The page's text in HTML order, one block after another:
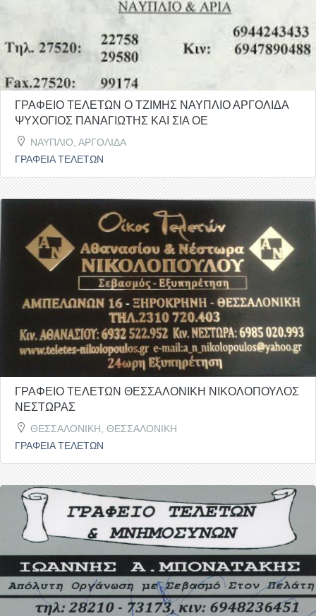
ΓΡΑΦΕΙΟ ΤΕΛΕΤΩΝ Ο ΤΖΙΜΗΣ ΝΑΥΠΛΙΟ ΑΡΓΟΛΙΔΑ
ΨΥΧΟΓΙΟΣ ΠΑΝΑΓΙΩΤΗΣ ΚΑΙ ΣΙΑ ΟΕ
ΝΑΥΠΛΙΟ, ΑΡΓΟΛΙΔΑ
ΓΡΑΦΕΙΑ ΤΕΛΕΤΩΝ
ΓΡΑΦΕΙΟ ΤΕΛΕΤΩΝ ΘΕΣΣΑΛΟΝΙΚΗ ΝΙΚΟΛΟΠΟΥΛΟΣ
ΝΕΣΤΩΡΑΣ
ΘΕΣΣΑΛΟΝΙΚΗ, ΘΕΣΣΑΛΟΝΙΚΗ
ΓΡΑΦΕΙΑ ΤΕΛΕΤΩΝ